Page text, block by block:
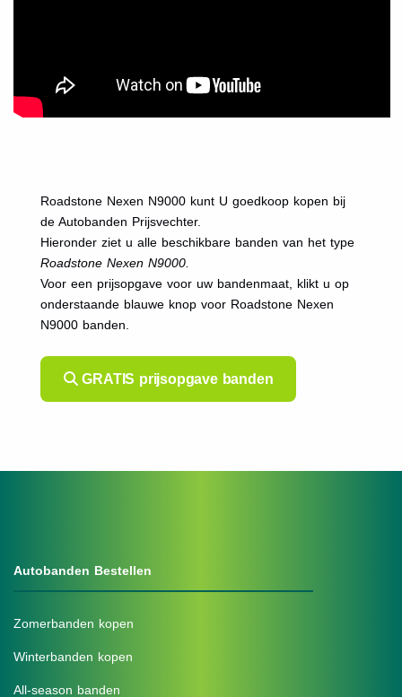
Roadstone Nexen N9000 kunt U goedkoop kopen bij
de Autobanden Prijsvechter.
Hieronder ziet u alle beschikbare banden van het type
Roadstone Nexen N9000.
Voor een prijsopgave voor uw bandenmaat, klikt u op
onderstaande blauwe knop voor Roadstone Nexen
N9000 banden.
GRATIS prijsopgave banden
Autobanden Bestellen
Zomerbanden kopen
Winterbanden kopen
All-season banden